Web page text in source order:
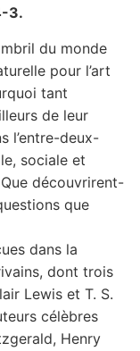
3.
du monde
pour l’art
tant
de leur
l’entre-deux-
sociale et
découvrirent-
que
dans la
dont trois
Lewis et T. S.
célèbres
Henry